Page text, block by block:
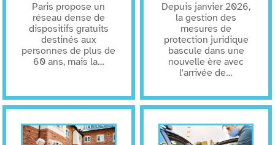
Paris propose un
réseau dense de
dispositifs gratuits
destinés aux
personnes de plus de
60 ans, mais la…
Depuis janvier 2026,
la gestion des
mesures de
protection juridique
bascule dans une
nouvelle ère avec
l'arrivée de…